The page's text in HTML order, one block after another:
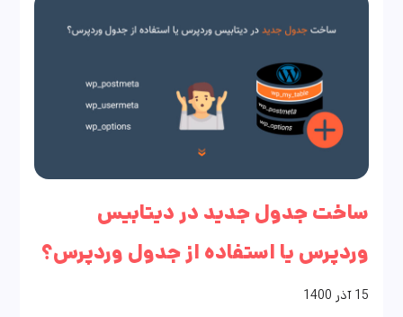
ساخت جدول جدید در دیتابیس
وردپرس یا استفاده از جدول وردپرس؟
15 آذر 1400